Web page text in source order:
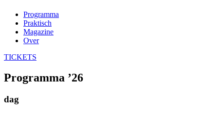
Programma
Praktisch
Magazine
Over
TICKETS
Programma ’26
dag